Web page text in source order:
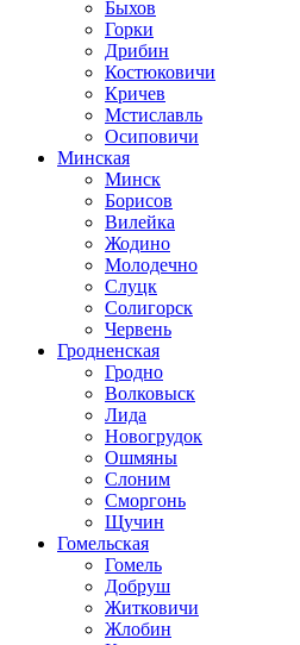
Быхов
Горки
Дрибин
Костюковичи
Кричев
Мстиславль
Осиповичи
Минская
Минск
Борисов
Вилейка
Жодино
Молодечно
Слуцк
Солигорск
Червень
Гродненская
Гродно
Волковыск
Лида
Новогрудок
Ошмяны
Слоним
Сморгонь
Щучин
Гомельская
Гомель
Добруш
Житковичи
Жлобин